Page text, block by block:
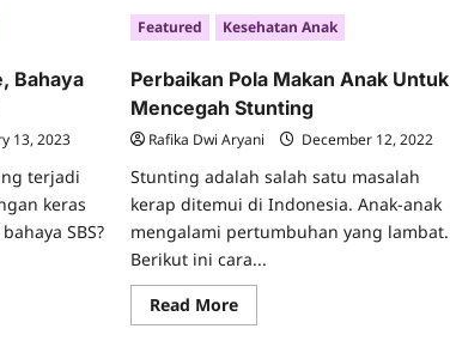
Asap
Rokok
di
Penyebab
Anak
Terkena
Pneumonia
Bahaya
13, 2023
terjadi
keras
SBS?
Featured Kesehatan Anak
Perbaikan Pola Makan Anak Untuk
Mencegah Stunting
Rafika Dwi Aryani December 12, 2022
Stunting adalah salah satu masalah
kerap ditemui di Indonesia. Anak-anak
mengalami pertumbuhan yang lambat.
Berikut ini cara...
Read MoreRead
more